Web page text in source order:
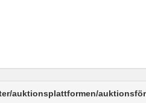
auktionsplattformen/